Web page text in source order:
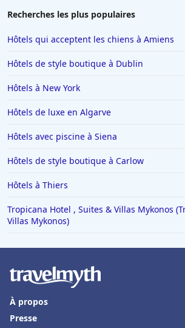
Recherches les plus populaires
Hôtels qui acceptent les chiens à Amiens
Hôtels de style boutique à Dublin
Hôtels à New York
Hôtels de luxe en Algarve
Hôtels avec piscine à Siena
Hôtels de style boutique à Carlow
Hôtels à Thiers
Tropicana Hotel , Suites & Villas Mykonos
Villas Mykonos)
À propos
Presse